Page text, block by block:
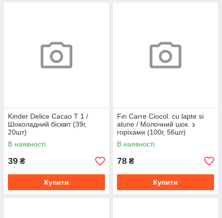
Kinder Delice Cacao T 1 /
Шоколадний бісквіт (39г,
20шт)
В наявності
39 ₴
Купити
Fin Carre Ciocol. cu lapte si
alune / Молочний шок. з
горіхами (100г, 56шт)
В наявності
78 ₴
Купити